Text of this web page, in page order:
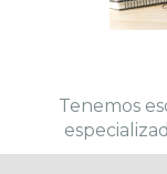
Tenemos